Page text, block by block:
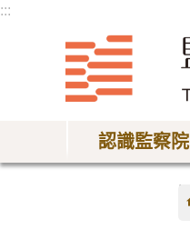
:::
認識監察院
:::